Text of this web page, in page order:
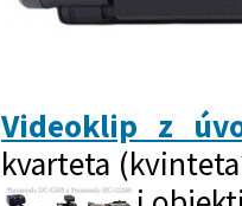
Videoklip z
kvarteta